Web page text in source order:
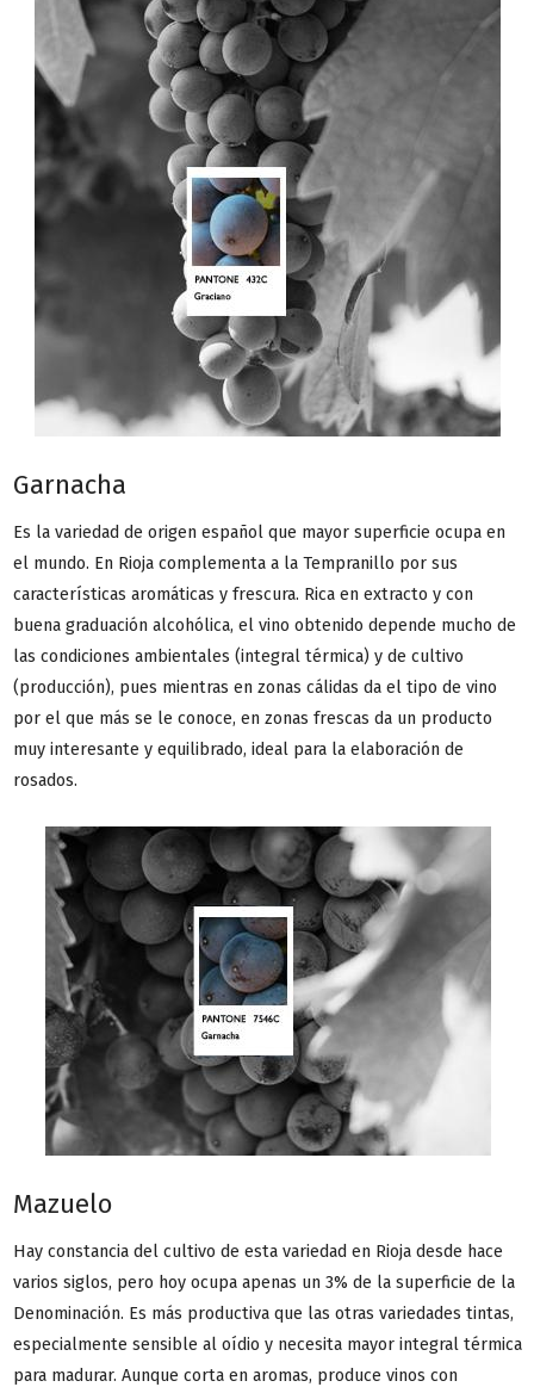
Garnacha
Es la variedad de origen español que mayor superficie ocupa en
el mundo. En Rioja complementa a la Tempranillo por sus
características aromáticas y frescura. Rica en extracto y con
buena graduación alcohólica, el vino obtenido depende mucho de
las condiciones ambientales (integral térmica) y de cultivo
(producción), pues mientras en zonas cálidas da el tipo de vino
por el que más se le conoce, en zonas frescas da un producto
muy interesante y equilibrado, ideal para la elaboración de
rosados.
Mazuelo
Hay constancia del cultivo de esta variedad en Rioja desde hace
varios siglos, pero hoy ocupa apenas un 3% de la superficie de la
Denominación. Es más productiva que las otras variedades tintas,
especialmente sensible al oídio y necesita mayor integral térmica
para madurar. Aunque corta en aromas, produce vinos con